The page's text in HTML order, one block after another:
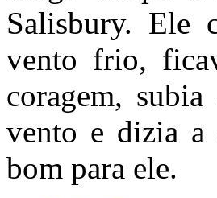
Salisbury. Ele
vento frio,
coragem,
vento e dizia a
bom para ele.